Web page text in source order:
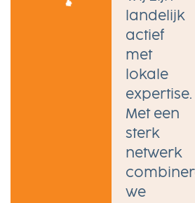
landelijk
actief
met
lokale
expertise.
Met een
sterk
netwerk
we